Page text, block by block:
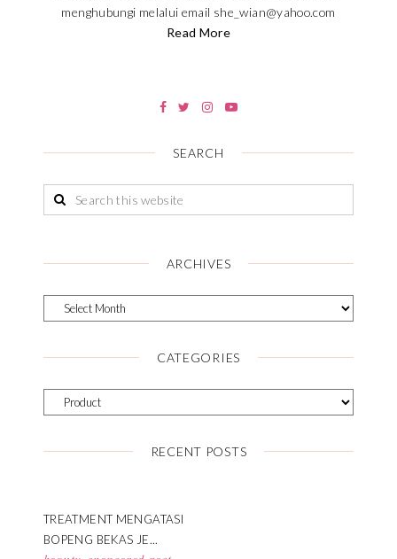
menghubungi melalui email she_wian@yahoo.com
Read More
SEARCH
ARCHIVES
CATEGORIES
RECENT POSTS
TREATMENT MENGATASI
BOPENG BEKAS JE...